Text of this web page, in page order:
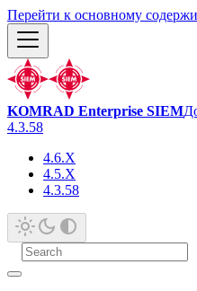
Перейти к основному
KOMRAD Enterprise SIEM
4.3.58
4.6.X
4.5.X
4.3.58